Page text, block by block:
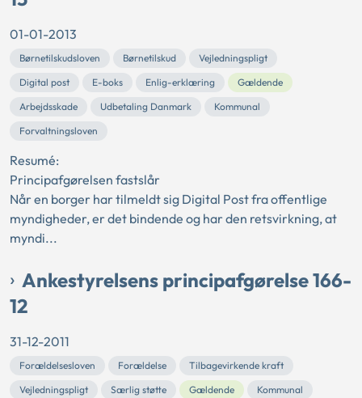
01-01-2013
Børnetilskudsloven Børnetilskud
Vejledningspligt
Digital post
E-boks Enlig-erklæring
Gældende
Arbejdsskade
Udbetaling Danmark
Kommunal
Forvaltningsloven
Resumé:
Principafgørelsen fastslår
Når en borger har tilmeldt sig Digital Post fra offentlige
myndigheder, er det bindende og har den retsvirkning, at
myndi...
Ankestyrelsens principafgørelse 166-
12
31-12-2011
Forældelsesloven Forældelse
Tilbagevirkende kraft
Vejledningspligt
Særlig støtte Gældende
Kommunal